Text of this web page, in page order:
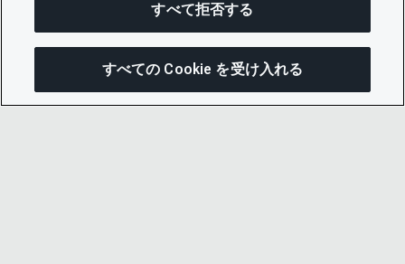
すべて拒否する
すべての Cookie を受け入れる